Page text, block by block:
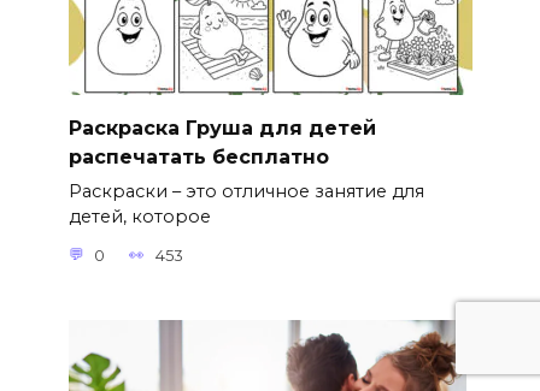
Раскраска Груша для детей
распечатать бесплатно
Раскраски – это отличное занятие для
детей, которое
0 453